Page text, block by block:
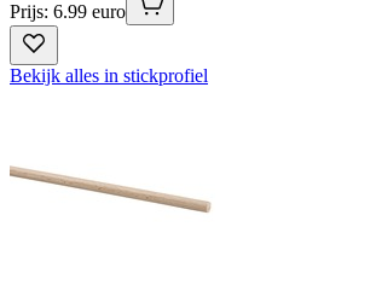
Prijs: 6.99 euro
Bekijk alles in stickprofiel